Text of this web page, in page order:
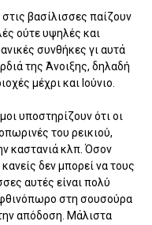
βασίλισσες παίζουν
ούτε υψηλές και
συνθήκες γι αυτά
της Άνοιξης, δηλαδή
μέχρι και Ιούνιο.
υποστηρίζουν ότι οι
του ρεικιού,
καστανιά κλπ. Όσον
δεν μπορεί να τους
αυτές είναι πολύ
στη σουσούρα
απόδοση. Μάλιστα